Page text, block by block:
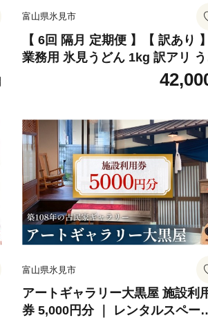
富山県氷見市
【 6回 隔月 定期便 】【 訳あり 】
業務用 氷見うどん 1kg 訳アリ う
ん 乾麺 業務用 鍋 〆 アレンジ 簡
富山県氷見市
アートギャラリー大黒屋 施設利
券 5,000円分 ｜ レンタルスペー